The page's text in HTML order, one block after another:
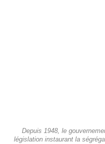
Depuis 1948, le
législation instaurant la